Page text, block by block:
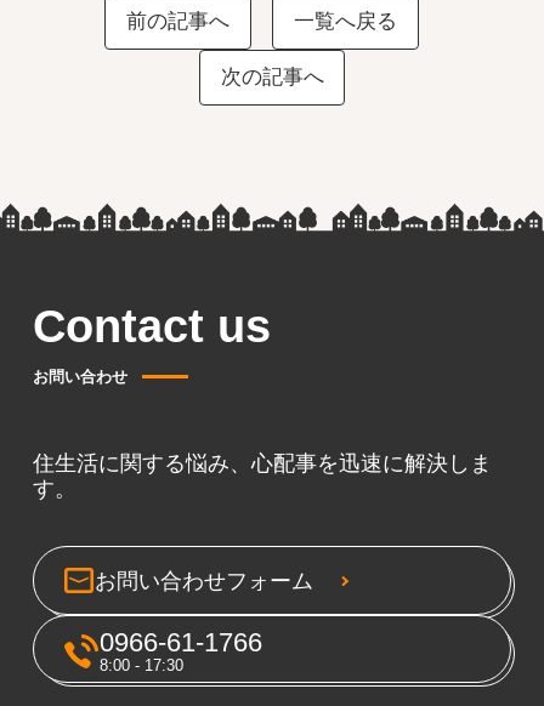
前の記事へ 一覧へ戻る
次の記事へ
Contact us
お問い合わせ
住生活に関する悩み、心配事を迅速に解決しま
す。
お問い合わせフォーム
0966-61-1766
8:00 - 17:30